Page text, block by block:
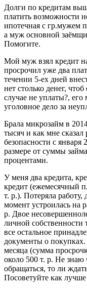
Долги по кредитам
платить возможности
ипотечная с гр.мужем
а муж основной
Помогите.
Мой муж взял кредит
просрочил уже два
течении 5-ех дней
нет столько денег,
случае не уплаты?, его
уголовное дело за
Брала микрозайм в
тысяч и как мне сказал
безопасности с января
размере от суммы
процентами.
У меня два кредита,
кредит (ежемесячный
т. р.). Потеряла
момент устроилась на
р. Двое
личной собственности
все остальное
документы о
месяца (сумма
около 500 т. р. Не знаю
обращаться, то ли
Посоветуйте как